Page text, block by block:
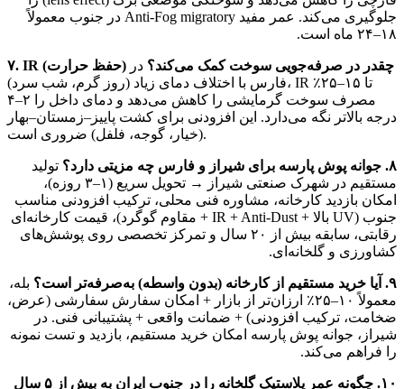
جلوگیری می‌کند. عمر مفید Anti-Fog migratory در جنوب معمولاً
۱۸–۲۴ ماه است.
۷. IR (حفظ حرارت) چقدر در صرفه‌جویی سوخت کمک می‌کند؟ در
فارس با اختلاف دمای زیاد (روز گرم، شب سرد)، IR تا ۱۵–۲۵٪
مصرف سوخت گرمایشی را کاهش می‌دهد و دمای داخل را ۲–۴
درجه بالاتر نگه می‌دارد. این افزودنی برای کشت پاییز–زمستان–بهار
(خیار، گوجه، فلفل) ضروری است.
۸. جوانه پوش پارسه برای شیراز و فارس چه مزیتی دارد؟
تولید
مستقیم در شهرک صنعتی شیراز → تحویل سریع (۱–۳ روزه)،
امکان بازدید کارخانه، مشاوره فنی محلی، ترکیب افزودنی مناسب
جنوب (UV بالا + IR + Anti-Dust + مقاوم گوگرد)، قیمت کارخانه‌ای
رقابتی، سابقه بیش از ۲۰ سال و تمرکز تخصصی روی پوشش‌های
کشاورزی و گلخانه‌ای.
۹. آیا خرید مستقیم از کارخانه (بدون واسطه) به‌صرفه‌تر است؟
بله،
معمولاً ۱۰–۲۵٪ ارزان‌تر از بازار + امکان سفارش سفارشی (عرض،
ضخامت، ترکیب افزودنی) + ضمانت واقعی + پشتیبانی فنی. در
شیراز، جوانه پوش پارسه امکان خرید مستقیم، بازدید و تست نمونه
را فراهم می‌کند.
۱۰. چگونه عمر پلاستیک گلخانه را در جنوب ایران به بیش از ۵ سال